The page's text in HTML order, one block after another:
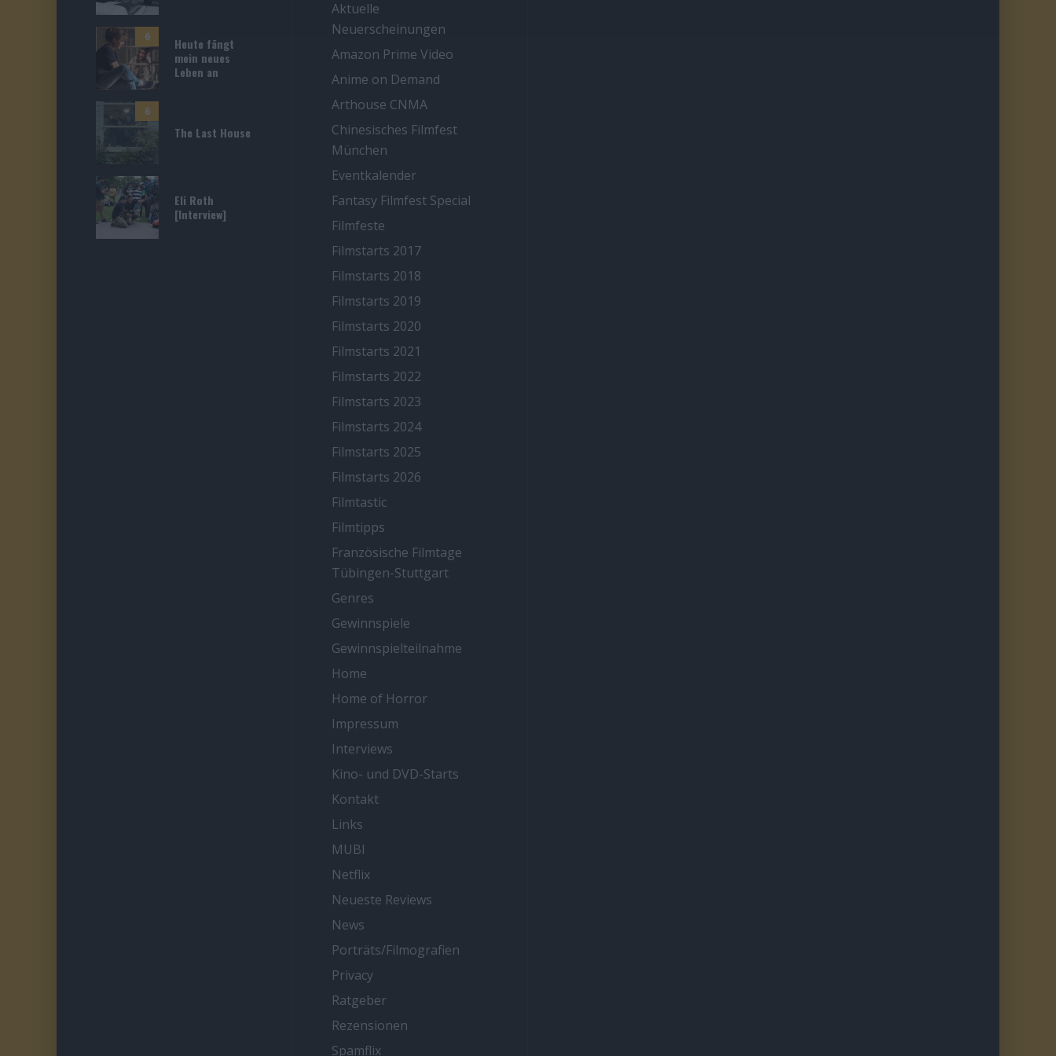
6
Heute fängt
mein neues
Leben an
6
The Last House
Eli Roth
[Interview]
Aktuelle
Neuerscheinungen
Amazon Prime Video
Anime on Demand
Arthouse CNMA
Chinesisches Filmfest
München
Eventkalender
Fantasy Filmfest Special
Filmfeste
Filmstarts 2017
Filmstarts 2018
Filmstarts 2019
Filmstarts 2020
Filmstarts 2021
Filmstarts 2022
Filmstarts 2023
Filmstarts 2024
Filmstarts 2025
Filmstarts 2026
Filmtastic
Filmtipps
Französische Filmtage
Tübingen-Stuttgart
Genres
Gewinnspiele
Gewinnspielteilnahme
Home
Home of Horror
Impressum
Interviews
Kino- und DVD-Starts
Kontakt
Links
MUBI
Netflix
Neueste Reviews
News
Porträts/Filmografien
Privacy
Ratgeber
Rezensionen
Spamflix